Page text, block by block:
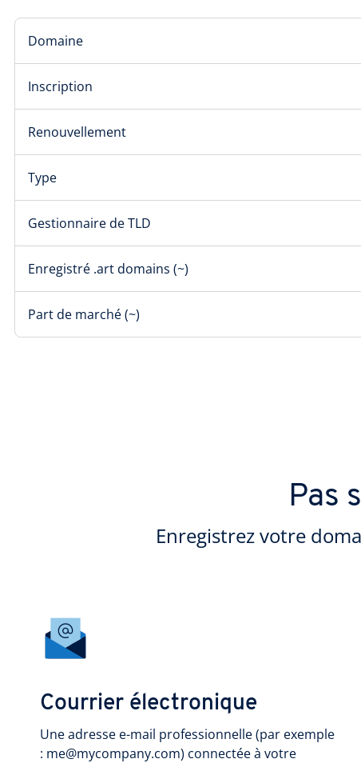
Domaine
Inscription
Renouvellement
Type
Gestionnaire de TLD
Enregistré .art domains (~)
Part de marché (~)
Pas
Enregistrez votre
Courrier électronique
Une adresse e-mail professionnelle (par exemple
: me@mycompany.com) connectée à votre